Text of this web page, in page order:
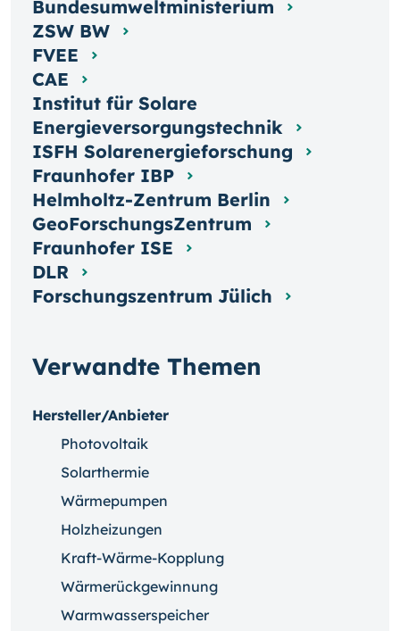
Verwandte Themen
Hersteller/Anbieter
Photovoltaik
Solarthermie
Wärmepumpen
Holzheizungen
Kraft-Wärme-Kopplung
Wärmerückgewinnung
Warmwasserspeicher
Bundesumweltministerium
ZSW BW
FVEE
CAE
Institut für Solare
Energieversorgungstechnik
ISFH Solarenergieforschung
Fraunhofer IBP
Helmholtz-Zentrum Berlin
GeoForschungsZentrum
Fraunhofer ISE
DLR
Forschungszentrum Jülich